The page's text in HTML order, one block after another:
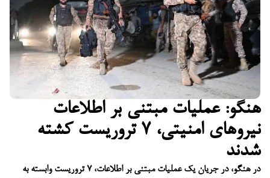
هنگو: عملیات مبتنی بر اطلاعات
نیروهای امنیتی، ۷ تروریست کشته
شدند
در هنگو، در جریان یک عملیات مبتنی بر اطلاعات، ۷ تروریست وابسته به